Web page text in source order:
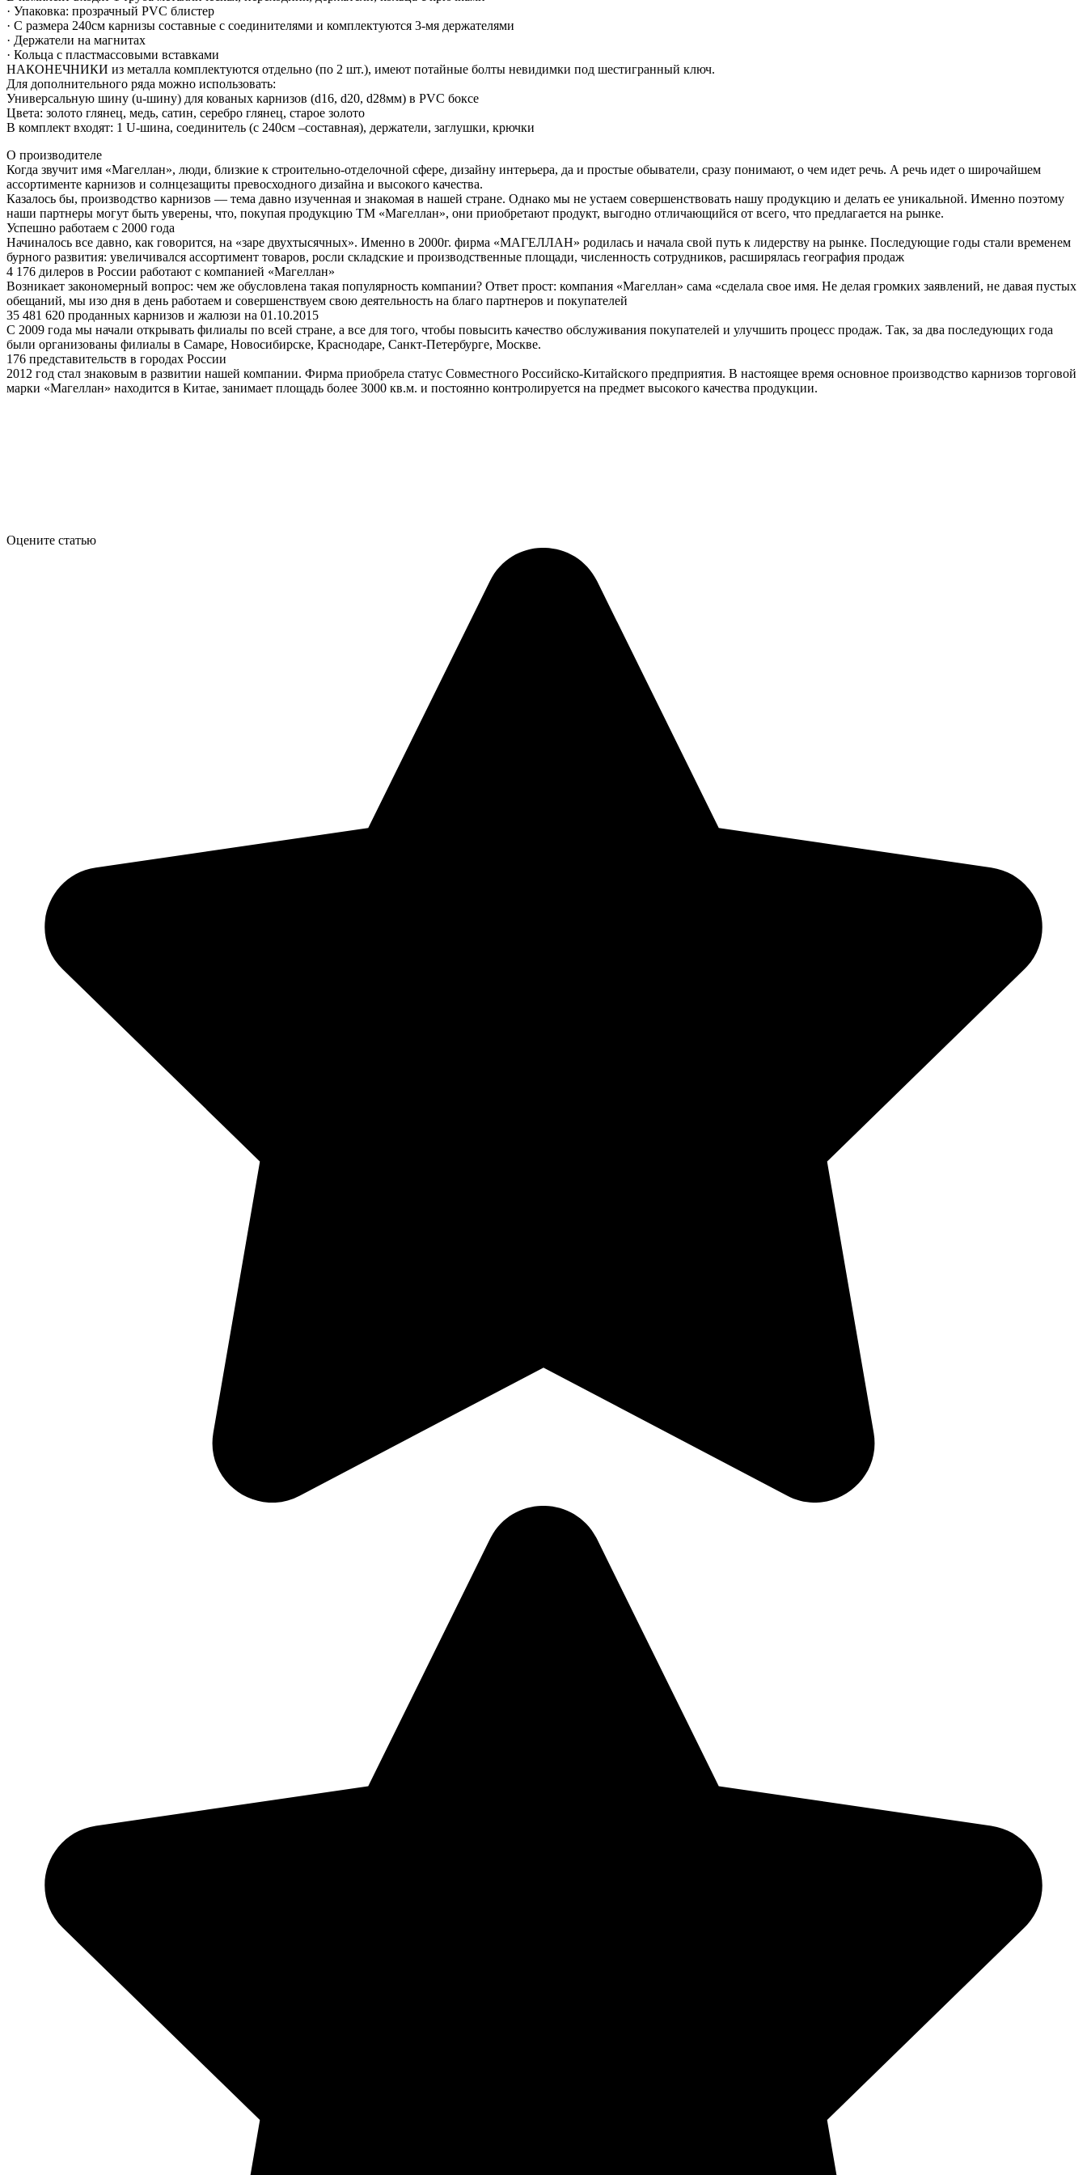
· Упаковка: прозрачный PVC блистер
· С размера 240см карнизы составные с соединителями и комплектуются 3-мя держателями
· Держатели на магнитах
· Кольца с пластмассовыми вставками
НАКОНЕЧНИКИ из металла комплектуются отдельно (по 2 шт.), имеют потайные болты невидимки под шестигранный ключ.
Для дополнительного ряда можно использовать:
Универсальную шину (u-шину) для кованых карнизов (d16, d20, d28мм) в PVC боксе
Цвета: золото глянец, медь, сатин, серебро глянец, старое золото
В комплект входят: 1 U-шина, соединитель (с 240см –составная), держатели, заглушки, крючки
О производителе
Когда звучит имя «Магеллан», люди, близкие к строительно-отделочной сфере, дизайну интерьера, да и простые обыватели, сразу понимают, о чем идет речь. А речь идет о широчайшем
ассортименте карнизов и солнцезащиты превосходного дизайна и высокого качества.
Казалось бы, производство карнизов — тема давно изученная и знакомая в нашей стране. Однако мы не устаем совершенствовать нашу продукцию и делать ее уникальной. Именно поэтому
наши партнеры могут быть уверены, что, покупая продукцию ТМ «Магеллан», они приобретают продукт, выгодно отличающийся от всего, что предлагается на рынке.
Успешно работаем с 2000 года
Начиналось все давно, как говорится, на «заре двухтысячных». Именно в 2000г. фирма «МАГЕЛЛАН» родилась и начала свой путь к лидерству на рынке. Последующие годы стали временем
бурного развития: увеличивался ассортимент товаров, росли складские и производственные площади, численность сотрудников, расширялась география продаж
4 176 дилеров в России работают с компанией «Магеллан»
Возникает закономерный вопрос: чем же обусловлена такая популярность компании? Ответ прост: компания «Магеллан» сама «сделала свое имя. Не делая громких заявлений, не давая пустых
обещаний, мы изо дня в день работаем и совершенствуем свою деятельность на благо партнеров и покупателей
35 481 620 проданных карнизов и жалюзи на 01.10.2015
С 2009 года мы начали открывать филиалы по всей стране, а все для того, чтобы повысить качество обслуживания покупателей и улучшить процесс продаж. Так, за два последующих года
были организованы филиалы в Самаре, Новосибирске, Краснодаре, Санкт-Петербурге, Москве.
176 представительств в городах России
2012 год стал знаковым в развитии нашей компании. Фирма приобрела статус Совместного Российско-Китайского предприятия. В настоящее время основное производство карнизов торговой
марки «Магеллан» находится в Китае, занимает площадь более 3000 кв.м. и постоянно контролируется на предмет высокого качества продукции.
Оцените статью